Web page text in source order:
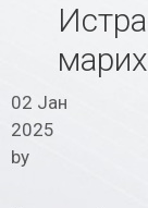
02 Јан
2025
by